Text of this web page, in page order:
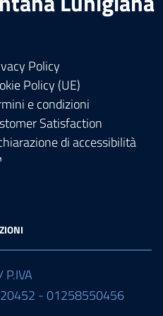
Policy
Policy (UE)
e condizioni
Satisfaction
di accessibilità
P.IVA
- 01258550456